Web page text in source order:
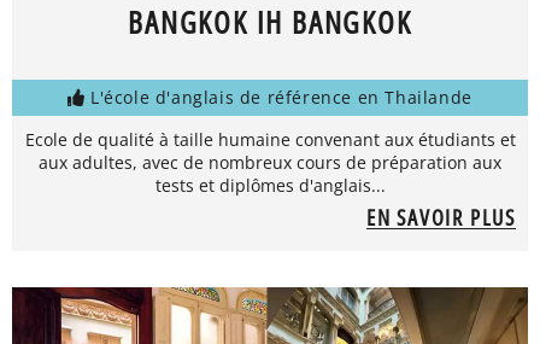
BANGKOK IH BANGKOK
L'école d'anglais de référence en Thailande
Ecole de qualité à taille humaine convenant aux étudiants et
aux adultes, avec de nombreux cours de préparation aux
tests et diplômes d'anglais...
EN SAVOIR PLUS